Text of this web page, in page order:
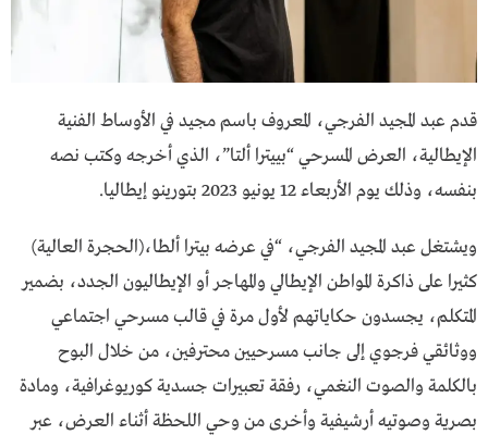
قدم عبد المجيد الفرجي، المعروف باسم مجيد في الأوساط الفنية
الإيطالية، العرض المسرحي “بييترا ألتا”، الذي أخرجه وكتب نصه
بنفسه، وذلك يوم الأربعاء 12 يونيو 2023 بتورينو إيطاليا.
ويشتغل عبد المجيد الفرجي، “في عرضه بيترا ألطا،(الحجرة العالية)
كثيرا على ذاكرة المواطن الإيطالي والمهاجر أو الإيطاليون الجدد، بضمير
المتكلم، يجسدون حكاياتهم لأول مرة في قالب مسرحي اجتماعي
ووثائقي فرجوي إلى جانب مسرحيين محترفين، من خلال البوح
بالكلمة والصوت النغمي، رفقة تعبيرات جسدية كوريوغرافية، ومادة
بصرية وصوتيه أرشيفية وأخرى من وحي اللحظة أثناء العرض، عبر